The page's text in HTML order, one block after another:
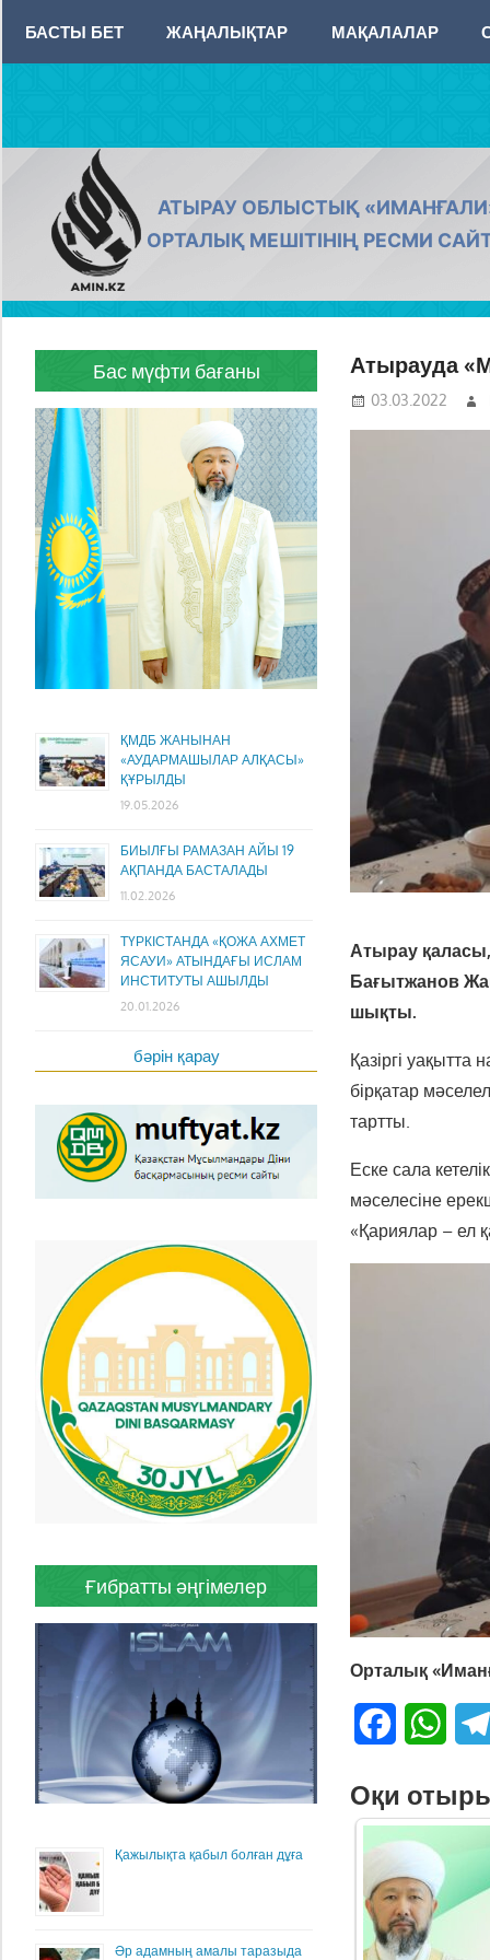
content
БАСТЫ БЕТ ЖАҢАЛЫҚТАР МАҚАЛАЛАР
AMIN.KZ
АТЫРАУ ОБЛЫСТЫҚ
ОРТАЛЫҚ МЕШІТІНІҢ РЕСМИ
Атырауда
03.03.2022
Атырау
Бағытжанов
шықты.
Қазіргі
бірқатар
тартты.
Еске сала
мәселесіне
«Қариялар – ел
Орталық
Facebook
Оқи
Бас мүфти бағаны
ҚМДБ ЖАНЫНАН
«АУДАРМАШЫЛАР АЛҚАСЫ»
ҚҰРЫЛДЫ
19.05.2026
БИЫЛҒЫ РАМАЗАН АЙЫ 19
АҚПАНДА БАСТАЛАДЫ
11.02.2026
ТҮРКІСТАНДА «ҚОЖА АХМЕТ
ЯСАУИ» АТЫНДАҒЫ ИСЛАМ
ИНСТИТУТЫ АШЫЛДЫ
20.01.2026
бәрін қарау
Ғибратты әңгімелер
Қажылықта қабыл болған дұға
Әр адамның амалы таразыда